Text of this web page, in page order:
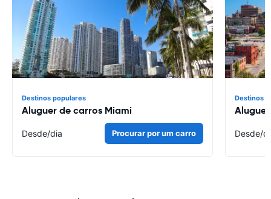
Destinos populares
Aluguer de carros Miami
Desde/dia Procurar por um carro
Destinos
Desde/